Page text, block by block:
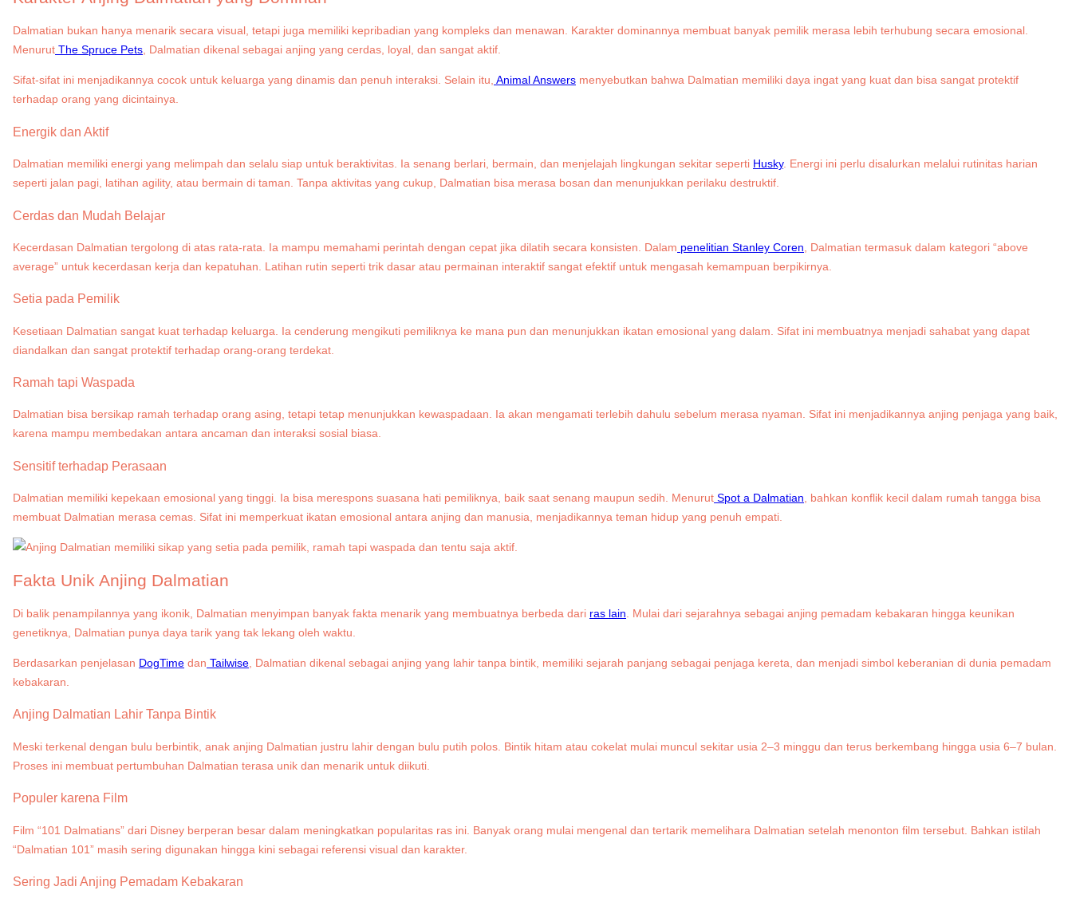
Dalmatian bukan hanya menarik secara visual, tetapi juga memiliki kepribadian yang kompleks dan menawan. Karakter dominannya membuat banyak pemilik merasa lebih terhubung secara emosional.
Menurut The Spruce Pets, Dalmatian dikenal sebagai anjing yang cerdas, loyal, dan sangat aktif.
Sifat-sifat ini menjadikannya cocok untuk keluarga yang dinamis dan penuh interaksi. Selain itu, Animal Answers menyebutkan bahwa Dalmatian memiliki daya ingat yang kuat dan bisa sangat protektif
terhadap orang yang dicintainya.
Energik dan Aktif
Dalmatian memiliki energi yang melimpah dan selalu siap untuk beraktivitas. Ia senang berlari, bermain, dan menjelajah lingkungan sekitar seperti Husky. Energi ini perlu disalurkan melalui rutinitas harian
seperti jalan pagi, latihan agility, atau bermain di taman. Tanpa aktivitas yang cukup, Dalmatian bisa merasa bosan dan menunjukkan perilaku destruktif.
Cerdas dan Mudah Belajar
Kecerdasan Dalmatian tergolong di atas rata-rata. Ia mampu memahami perintah dengan cepat jika dilatih secara konsisten. Dalam penelitian Stanley Coren , Dalmatian termasuk dalam kategori “above
average” untuk kecerdasan kerja dan kepatuhan. Latihan rutin seperti trik dasar atau permainan interaktif sangat efektif untuk mengasah kemampuan berpikirnya.
Setia pada Pemilik
Kesetiaan Dalmatian sangat kuat terhadap keluarga. Ia cenderung mengikuti pemiliknya ke mana pun dan menunjukkan ikatan emosional yang dalam. Sifat ini membuatnya menjadi sahabat yang dapat
diandalkan dan sangat protektif terhadap orang-orang terdekat.
Ramah tapi Waspada
Dalmatian bisa bersikap ramah terhadap orang asing, tetapi tetap menunjukkan kewaspadaan. Ia akan mengamati terlebih dahulu sebelum merasa nyaman. Sifat ini menjadikannya anjing penjaga yang baik,
karena mampu membedakan antara ancaman dan interaksi sosial biasa.
Sensitif terhadap Perasaan
Dalmatian memiliki kepekaan emosional yang tinggi. Ia bisa merespons suasana hati pemiliknya, baik saat senang maupun sedih. Menurut Spot a Dalmatian , bahkan konflik kecil dalam rumah tangga bisa
membuat Dalmatian merasa cemas. Sifat ini memperkuat ikatan emosional antara anjing dan manusia, menjadikannya teman hidup yang penuh empati.
Fakta Unik Anjing Dalmatian
Di balik penampilannya yang ikonik, Dalmatian menyimpan banyak fakta menarik yang membuatnya berbeda dari ras lain . Mulai dari sejarahnya sebagai anjing pemadam kebakaran hingga keunikan
genetiknya, Dalmatian punya daya tarik yang tak lekang oleh waktu.
Berdasarkan penjelasan DogTime dan Tailwise , Dalmatian dikenal sebagai anjing yang lahir tanpa bintik, memiliki sejarah panjang sebagai penjaga kereta, dan menjadi simbol keberanian di dunia pemadam
kebakaran.
Anjing Dalmatian Lahir Tanpa Bintik
Meski terkenal dengan bulu berbintik, anak anjing Dalmatian justru lahir dengan bulu putih polos. Bintik hitam atau cokelat mulai muncul sekitar usia 2–3 minggu dan terus berkembang hingga usia 6–7 bulan.
Proses ini membuat pertumbuhan Dalmatian terasa unik dan menarik untuk diikuti.
Populer karena Film
Film “101 Dalmatians” dari Disney berperan besar dalam meningkatkan popularitas ras ini. Banyak orang mulai mengenal dan tertarik memelihara Dalmatian setelah menonton film tersebut. Bahkan istilah
“Dalmatian 101” masih sering digunakan hingga kini sebagai referensi visual dan karakter.
Sering Jadi Anjing Pemadam Kebakaran